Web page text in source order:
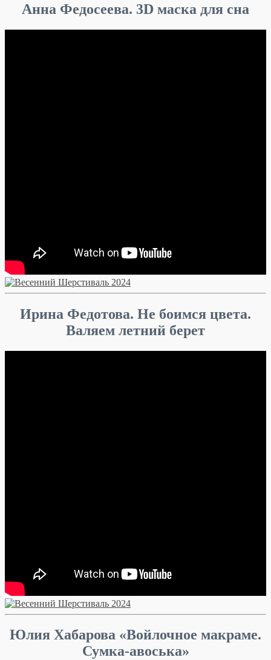
Анна Федосеева. 3D маска для сна
Ирина Федотова. Не боимся цвета.
Валяем летний берет
Юлия Хабарова «Войлочное макраме.
Сумка-авоська»